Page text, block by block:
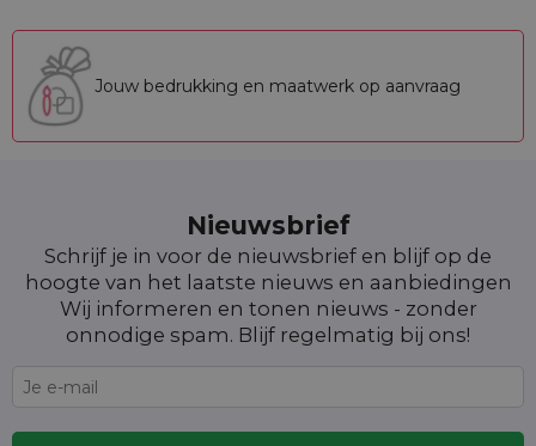
Jouw bedrukking en maatwerk op aanvraag
Nieuwsbrief
Schrijf je in voor de nieuwsbrief en blijf op de
hoogte van het laatste nieuws en aanbiedingen
Wij informeren en tonen nieuws - zonder
onnodige spam. Blijf regelmatig bij ons!